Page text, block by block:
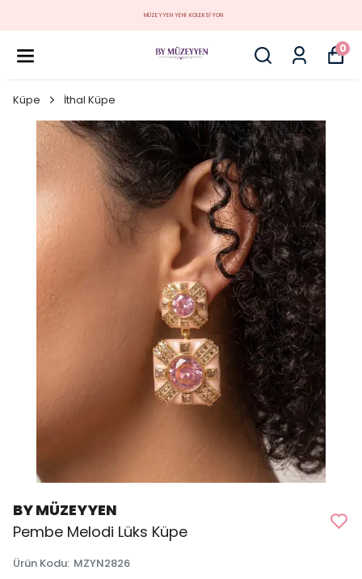
MÜZEYYEN YENİ KOLEKSİYON
0
Küpe İthal Küpe
BY MÜZEYYEN
Pembe Melodi Lüks Küpe
Ürün Kodu: MZYN2826